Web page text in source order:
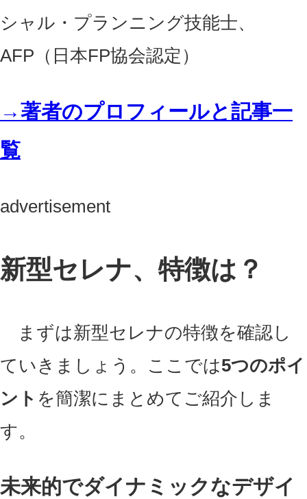
シャル・プランニング技能士、
AFP（日本FP協会認定）
→著者のプロフィールと記事一
覧
advertisement
新型セレナ、特徴は？
まずは新型セレナの特徴を確認し
ていきましょう。ここでは5つのポイ
ント を簡潔にまとめてご紹介しま
す。
未来的でダイナミックなデザイ